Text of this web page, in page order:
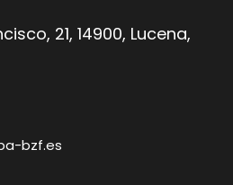
21, 14900, Lucena,
bzf.es